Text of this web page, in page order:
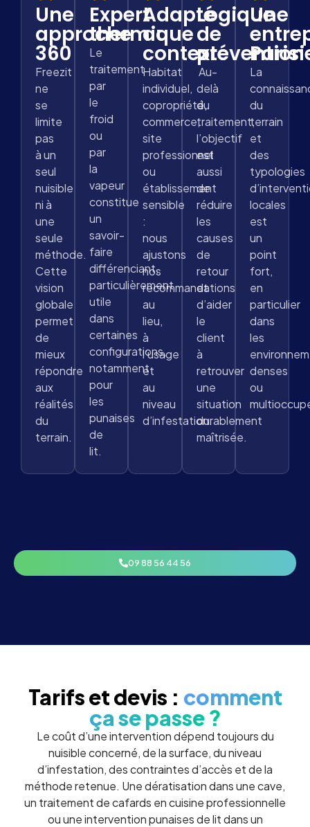
Une
approche
360
Freezit
ne
se
limite
pas
à un
seul
nuisible
ni à
une
seule
méthode.
Cette
vision
globale
permet
de
mieux
répondre
aux
réalités
du
terrain.
Expert
thermique
Le
traitement
par
le
froid
ou
par
la
vapeur
constitue
un
savoir-
faire
différenciant,
particulièrement
utile
dans
certaines
configurations,
notamment
pour
les
punaises
de
lit.
Adapté
au
contexte
Habitat
individuel,
copropriété,
commerce,
site
professionnel
ou
établissement
sensible
:
nous
ajustons
nos
recommandations
au
lieu,
à
l’usage
et
au
niveau
d’infestation.
Logique
de
prévention
Au-
delà
du
traitement,
l’objectif
est
aussi
de
réduire
les
causes
de
retour
et
d’aider
le
client
à
retrouver
une
situation
durablement
maîtrisée.
Une
La
du
terrain
et
des
typologies
locales
est
un
point
fort,
en
particulier
dans
les
denses
ou
09 88 56 44 56
Tarifs et devis : comment
ça se passe ?
Le coût d’une intervention dépend toujours du
nuisible concerné, de la surface, du niveau
d’infestation, des contraintes d’accès et de la
méthode retenue. Une dératisation dans une cave,
un traitement de cafards en cuisine professionnelle
ou une intervention punaises de lit dans un